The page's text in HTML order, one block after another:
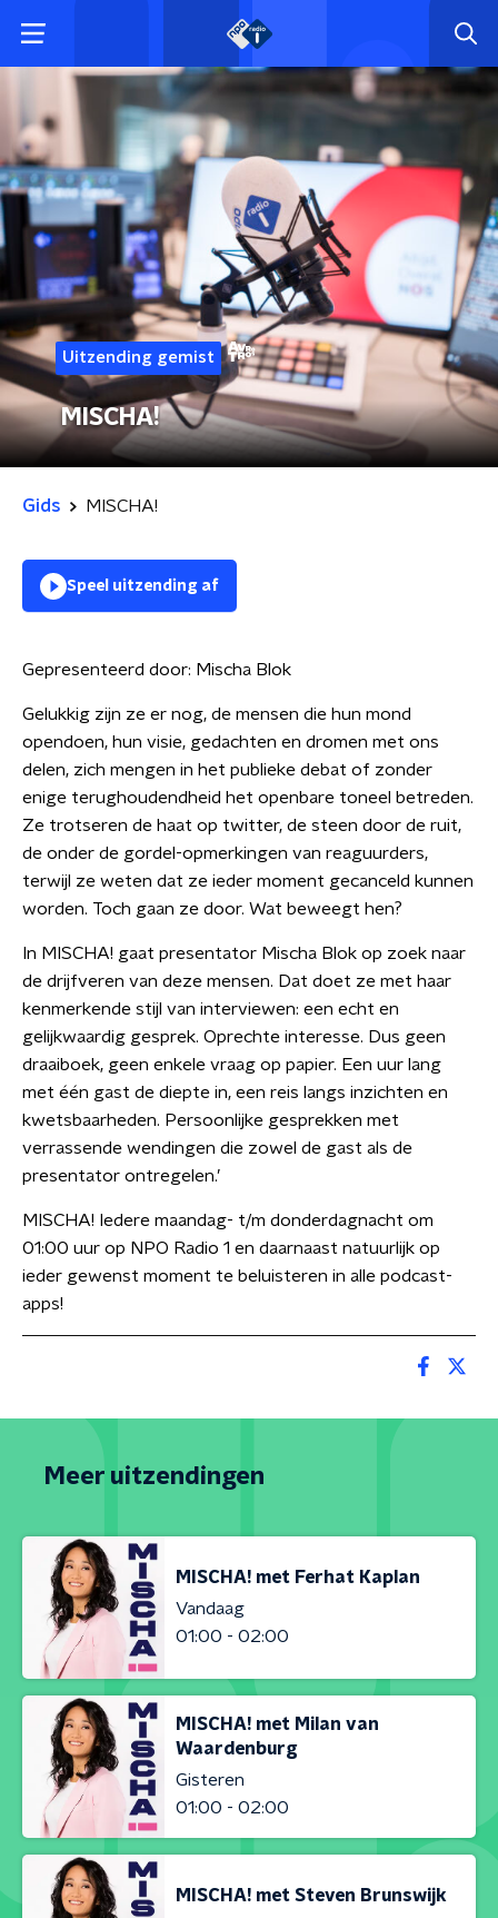
Uitzending gemist
MISCHA!
Gids MISCHA!
Speel uitzending af
Gepresenteerd door: Mischa Blok
Gelukkig zijn ze er nog, de mensen die hun mond
opendoen, hun visie, gedachten en dromen met ons
delen, zich mengen in het publieke debat of zonder
enige terughoudendheid het openbare toneel betreden.
Ze trotseren de haat op twitter, de steen door de ruit,
de onder de gordel-opmerkingen van reaguurders,
terwijl ze weten dat ze ieder moment gecanceld kunnen
worden. Toch gaan ze door. Wat beweegt hen?
In MISCHA! gaat presentator Mischa Blok op zoek naar
de drijfveren van deze mensen. Dat doet ze met haar
kenmerkende stijl van interviewen: een echt en
gelijkwaardig gesprek. Oprechte interesse. Dus geen
draaiboek, geen enkele vraag op papier. Een uur lang
met één gast de diepte in, een reis langs inzichten en
kwetsbaarheden. Persoonlijke gesprekken met
verrassende wendingen die zowel de gast als de
presentator ontregelen.’
MISCHA! Iedere maandag- t/m donderdagnacht om
01:00 uur op NPO Radio 1 en daarnaast natuurlijk op
ieder gewenst moment te beluisteren in alle podcast-
apps!
Meer uitzendingen
MISCHA! met Ferhat Kaplan
Vandaag
01:00 - 02:00
MISCHA! met Milan van
Waardenburg
Gisteren
01:00 - 02:00
MISCHA! met Steven Brunswijk